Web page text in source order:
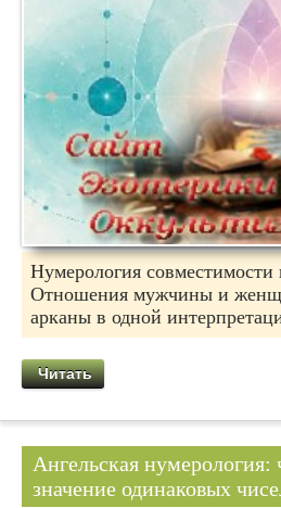
Нумерология совместимости
Отношения мужчины и
арканы в одной
Читать
Ангельская нумерология:
значение одинаковых